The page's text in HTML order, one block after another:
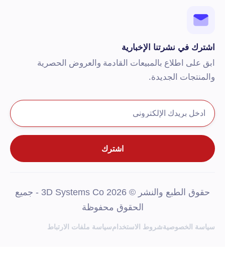
في نشرتنا الإخبارية
على اطلاع بالمبيعات القادمة والعروض الحصرية
الجديدة.
حقوق الطبع والنشر © 2026 3D Systems Co - جميع
الحقوق محفوظة
الخصوصيةشروط الاستخدامسياسة ملفات الارتباط